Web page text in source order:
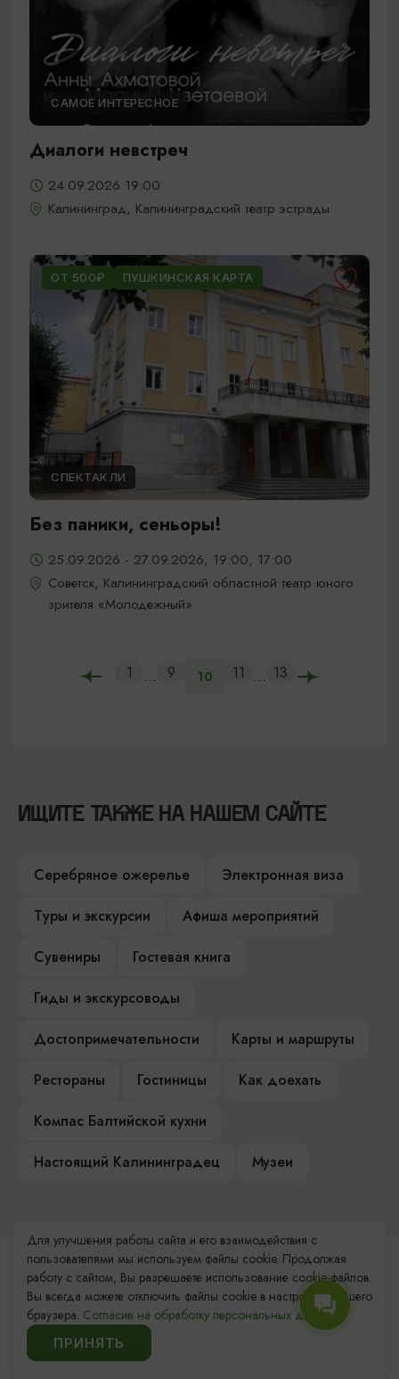
САМОЕ ИНТЕРЕСНОЕ
Диалоги невстреч
24.09.2026 19:00
Калининград, Калининградский театр эстрады
ОТ 500₽ ПУШКИНСКАЯ КАРТА
СПЕКТАКЛИ
Без паники, сеньоры!
25.09.2026 - 27.09.2026, 19:00, 17:00
Советск, Калининградский областной театр юного
зрителя «Молодежный»
1 ... 9 10 11 ... 13
ИЩИТЕ ТАКЖЕ НА НАШЕМ САЙТЕ
Серебряное ожерелье
Электронная виза
Туры и экскурсии
Афиша мероприятий
Сувениры
Гостевая книга
Гиды и экскурсоводы
Достопримечательности
Карты и маршруты
Рестораны
Гостиницы
Как доехать
Компас Балтийской кухни
Настоящий Калининградец
Музеи
Контакты Туристского
информационного центра
+7 (4012) 555-200
Для улучшения работы сайта и его взаимодействия с
пользователями мы используем файлы cookie. Продолжая
работу с сайтом, Вы разрешаете использование cookie-файлов.
Вы всегда можете отключить файлы cookie в настройках Вашего
браузера. Согласие на обработку персональных данных.
ПРИНЯТЬ